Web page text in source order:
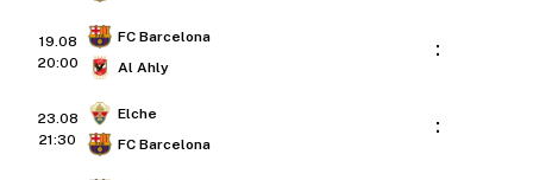
19.08
20:00
FC Barcelona
Al Ahly
:
23.08
21:30
Elche
FC Barcelona
: